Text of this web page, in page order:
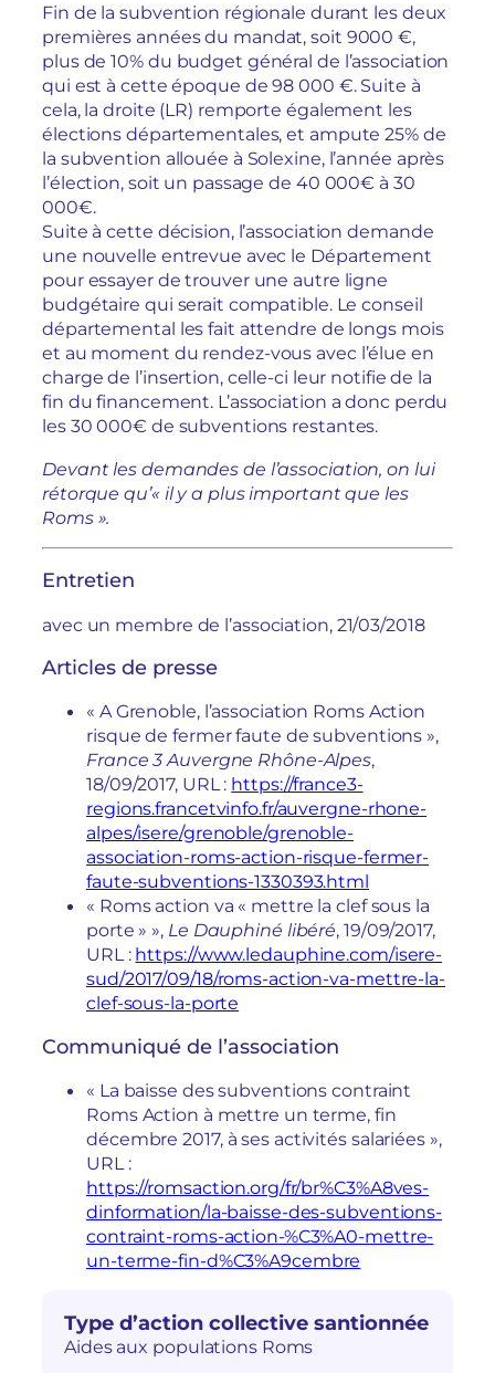
Fin de la subvention régionale durant les deux
premières années du mandat, soit 9000 €,
plus de 10% du budget général de l’association
qui est à cette époque de 98 000 €. Suite à
cela, la droite (LR) remporte également les
élections départementales, et ampute 25% de
la subvention allouée à Solexine, l’année après
l’élection, soit un passage de 40 000€ à 30
000€.
Suite à cette décision, l’association demande
une nouvelle entrevue avec le Département
pour essayer de trouver une autre ligne
budgétaire qui serait compatible. Le conseil
départemental les fait attendre de longs mois
et au moment du rendez-vous avec l’élue en
charge de l’insertion, celle-ci leur notifie de la
fin du financement. L’association a donc perdu
les 30 000€ de subventions restantes.
Devant les demandes de l’association, on lui
rétorque qu’« il y a plus important que les
Roms ».
Entretien
avec un membre de l’association, 21/03/2018
Articles de presse
« A Grenoble, l’association Roms Action
risque de fermer faute de subventions »,
France 3 Auvergne Rhône-Alpes,
18/09/2017, URL : https://france3-
regions.francetvinfo.fr/auvergne-rhone-
alpes/isere/grenoble/grenoble-
association-roms-action-risque-fermer-
faute-subventions-1330393.html
« Roms action va « mettre la clef sous la
porte » », Le Dauphiné libéré, 19/09/2017,
URL : https://www.ledauphine.com/isere-
sud/2017/09/18/roms-action-va-mettre-la-
clef-sous-la-porte
Communiqué de l’association
« La baisse des subventions contraint
Roms Action à mettre un terme, fin
décembre 2017, à ses activités salariées »,
URL :
https://romsaction.org/fr/br%C3%A8ves-
dinformation/la-baisse-des-subventions-
contraint-roms-action-%C3%A0-mettre-
un-terme-fin-d%C3%A9cembre
Type d’action collective santionnée
Aides aux populations Roms